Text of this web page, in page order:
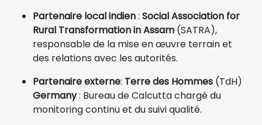
Partenaire local indien: Social Association for
Rural Transformation in Assam (SATRA),
responsable de la mise en œuvre terrain et
des relations avec les autorités.
Partenaire externe: Terre des Hommes (TdH)
Germany: Bureau de Calcutta chargé du
monitoring continu et du suivi qualité.